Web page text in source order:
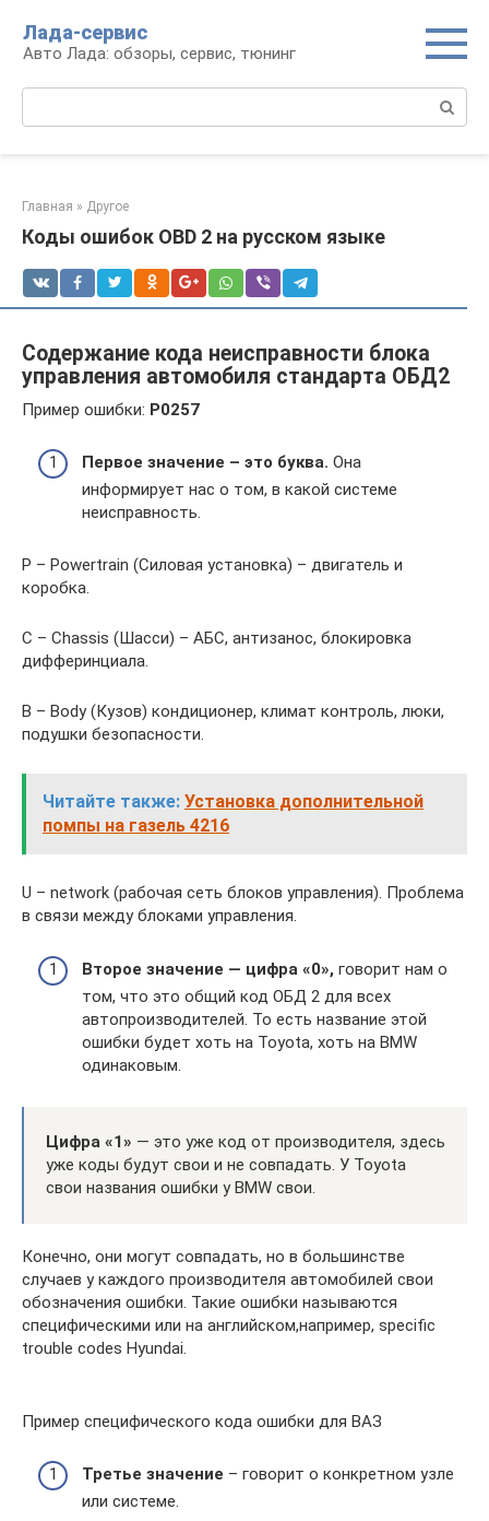
контенту
Лада-сервис
Авто Лада: обзоры, сервис, тюнинг
Главная » Другое
Коды ошибок OBD 2 на русском языке
Содержание кода неисправности блока
управления автомобиля стандарта ОБД2
Пример ошибки: P0257
Первое значение – это буква. Она
информирует нас о том, в какой системе
неисправность.
P – Powertrain (Силовая установка) – двигатель и
коробка.
C – Chassis (Шасси) – АБС, антизанос, блокировка
дифферинциала.
В – Body (Кузов) кондиционер, климат контроль, люки,
подушки безопасности.
Читайте также: Установка дополнительной
помпы на газель 4216
U – network (рабочая сеть блоков управления). Проблема
в связи между блоками управления.
Второе значение — цифра «0», говорит нам о
том, что это общий код ОБД 2 для всех
автопроизводителей. То есть название этой
ошибки будет хоть на Toyota, хоть на BMW
одинаковым.
Цифра «1» — это уже код от производителя, здесь
уже коды будут свои и не совпадать. У Toyota
свои названия ошибки у BMW свои.
Конечно, они могут совпадать, но в большинстве
случаев у каждого производителя автомобилей свои
обозначения ошибки. Такие ошибки называются
специфическими или на английском,например, specific
trouble codes Hyundai.
Пример специфического кода ошибки для ВАЗ
Третье значение – говорит о конкретном узле
или системе.